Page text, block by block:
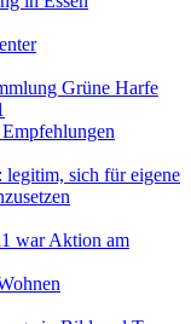
Grüne Harfe
legitim, sich für eigene
war Aktion am